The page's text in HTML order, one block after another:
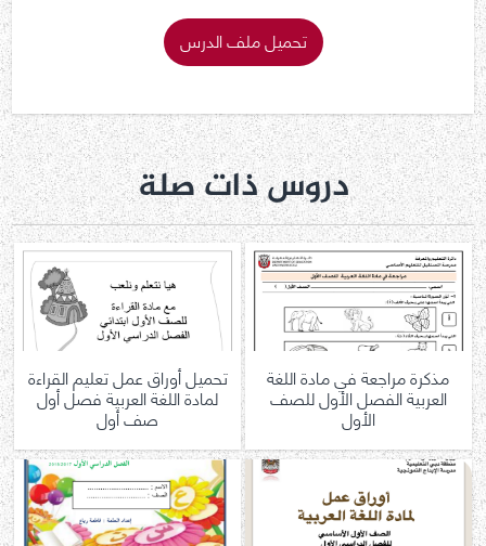
تحميل ملف الدرس
دروس ذات صلة
مذكرة مراجعة في مادة اللغة
العربية الفصل الأول للصف
الأول
تحميل أوراق عمل تعليم القراءة
لمادة اللغة العربية فصل أول
صف أول